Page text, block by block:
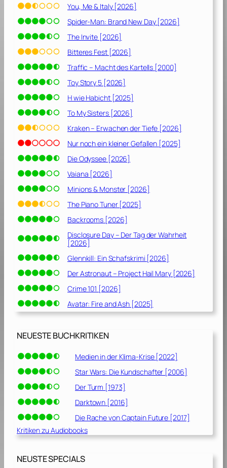
D
r
P
a
e
,
E
p
i
l
o
g
:
D
r
T
o
v
n
M
i
c
h
a
l
o
r
l
o
n
e
[
9
You, Me & Italy [2026]
Spider-Man: Brand New Day [2026]
The Invite [2026]
Bitteres Fest [2026]
Traffic – Macht des Kartells [2000]
Toy Story 5 [2026]
H wie Habicht [2025]
To My Sisters [2026]
Kraken – Erwachen der Tiefe [2026]
Nur noch ein kleiner Gefallen [2025]
Die Odyssee [2026]
Vaiana [2026]
Minions & Monster [2026]
The Piano Tuner [2025]
Backrooms [2026]
Disclosure Day – Der Tag der Wahrheit
[2026]
Glennkill: Ein Schafskrimi [2026]
Der Astronaut – Project Hail Mary [2026]
Crime 101 [2026]
Avatar: Fire and Ash [2025]
NEUESTE BUCHKRITIKEN
Medien in der Klima-Krise [2022]
Star Wars: Die Kundschafter [2006]
Der Turm [1973]
Darktown [2016]
Die Rache von Captain Future [2017]
Kritiken zu Audiobooks
NEUSTE SPECIALS